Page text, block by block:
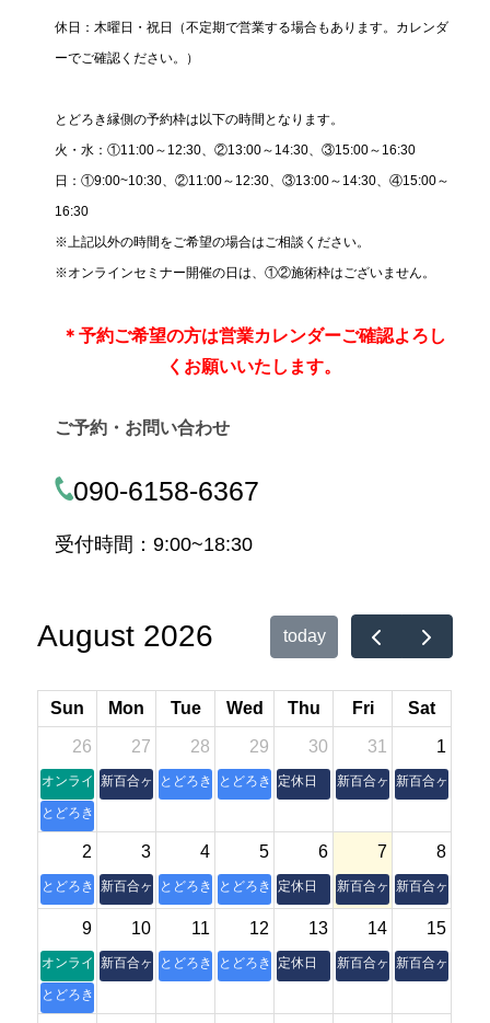
休日：木曜日・祝日（不定期で営業する場合もあります。カレンダ
ーでご確認ください。）
とどろき縁側の予約枠は以下の時間となります。
火・水：①11:00～12:30、②13:00～14:30、③15:00～16:30
日：①9:00~10:30、②11:00～12:30、③13:00～14:30、④15:00～
16:30
※上記以外の時間をご希望の場合はご相談ください。
※オンラインセミナー開催の日は、①②施術枠はございません。
＊ 予約ご希望の方は営業カレンダーご確認よろし
くお願いいたします。
ご予約・お問い合わせ
090-6158-6367
受付時間：9:00~18:30
August 2026 today
Sun Mon Tue Wed Thu Fri Sat
26
オンライン朝活操体法セミナー
とどろき縁側
27
新百合ヶ丘本室
28
とどろき縁側
29
とどろき縁側
30
定休日
31
新百合ヶ丘本室
1
新百合ヶ丘本室
2
とどろき縁側
3
新百合ヶ丘本室
4
とどろき縁側
5
とどろき縁側
6
定休日
7
新百合ヶ丘本室
8
新百合ヶ丘本室
9
オンライン朝活操体法セミナー
とどろき縁側
10
新百合ヶ丘本室
11
とどろき縁側
12
とどろき縁側
13
定休日
14
新百合ヶ丘本室
15
新百合ヶ丘本室